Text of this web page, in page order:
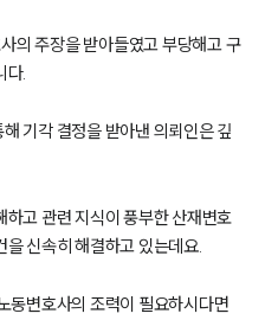
의 주장을 받아들였고 부당해고 구
다.
기각 결정을 받아낸 의뢰인은 깊
고 관련 지식이 풍부한 산재변호
신속히 해결하고 있는데요.
동변호사의 조력이 필요하시다면